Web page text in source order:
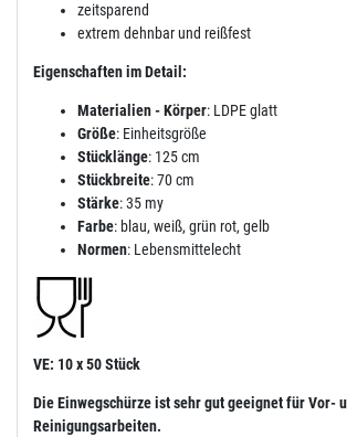
zeitsparend
extrem dehnbar und reißfest
Eigenschaften im Detail:
Materialien - Körper: LDPE glatt
Größe: Einheitsgröße
Stücklänge: 125 cm
Stückbreite: 70 cm
Stärke: 35 my
Farbe: blau, weiß, grün rot, gelb
Normen: Lebensmittelecht
VE: 10 x 50 Stück
Die Einwegschürze ist sehr gut geeignet für Vor-
Reinigungsarbeiten.